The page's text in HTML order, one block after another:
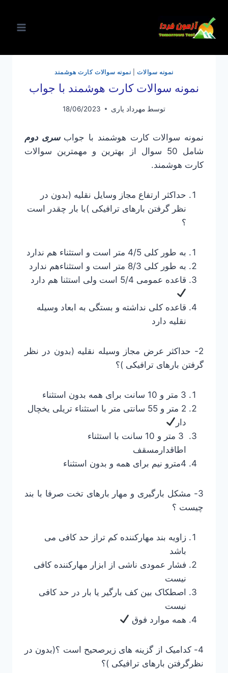
محتوا
نمونه سوالات| نمونه سوالات کارت هوشمند
نمونه سوالات کارت هوشمند با جواب
توسط مهرداد یاری 18/06/2023
نمونه سوالات کارت هوشمند با جوابسری دوم
شامل 50 سوال از بهترین و مهمترین سوالات
کارت هوشمند.
حداکثر ارتفاع مجاز وسایل نقلیه (بدون در
نظر گرفتن بارهای ترافیکی )با بار چقدر است
؟
به طور کلی 4/5 متر است و استثناء هم ندارد
به طور کلی 8/3 متر است و استثناءهم ندارد
قاعده عمومی 5/4 است ولی استثنا هم دارد
قاعده کلی نداشته و بستگی به ابعاد وسیله
نقلیه دارد
2- حداکثر عرض مجاز وسیله نقلیه (بدون در نظر
گرفتن بارهای ترافیکی )؟
3 متر و 10 سانت برای همه بدون استثناء
2 متر و 55 سانتی متر با استثناء تریلی یخچال
دار
3 متر و 10 سانت با استثناء
اطاقدارمسقف
4مترو نیم برای همه و بدون استثناء
3- مشکل بارگیری و مهار بارهای تخت صرفا با بند
چیست ؟
زاویه بند مهارکننده کم تراز حد کافی می
باشد
فشار عمودی ناشی از ابزار مهارکننده کافی
نیست
اصطکاک بین کف بارگیر یا بار در حد کافی
نیست
همه موارد فوق
4- کدامیک از گزینه های زیرصحیح است ؟(بدون در
نظرگرفتن بارهای ترافیکی )؟